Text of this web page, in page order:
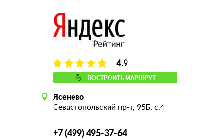
4.9
ПОСТРОИТЬ МАРШРУТ
Ясенево
Севастопольский пр-т, 95Б, с.4
+7 (499) 495-37-64